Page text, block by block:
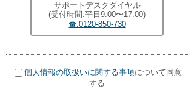
サポートデスクダイヤル
(受付時間:平日9:00〜17:00)
☎:0120-850-730
個人情報の取扱いに関する事項について同意
する